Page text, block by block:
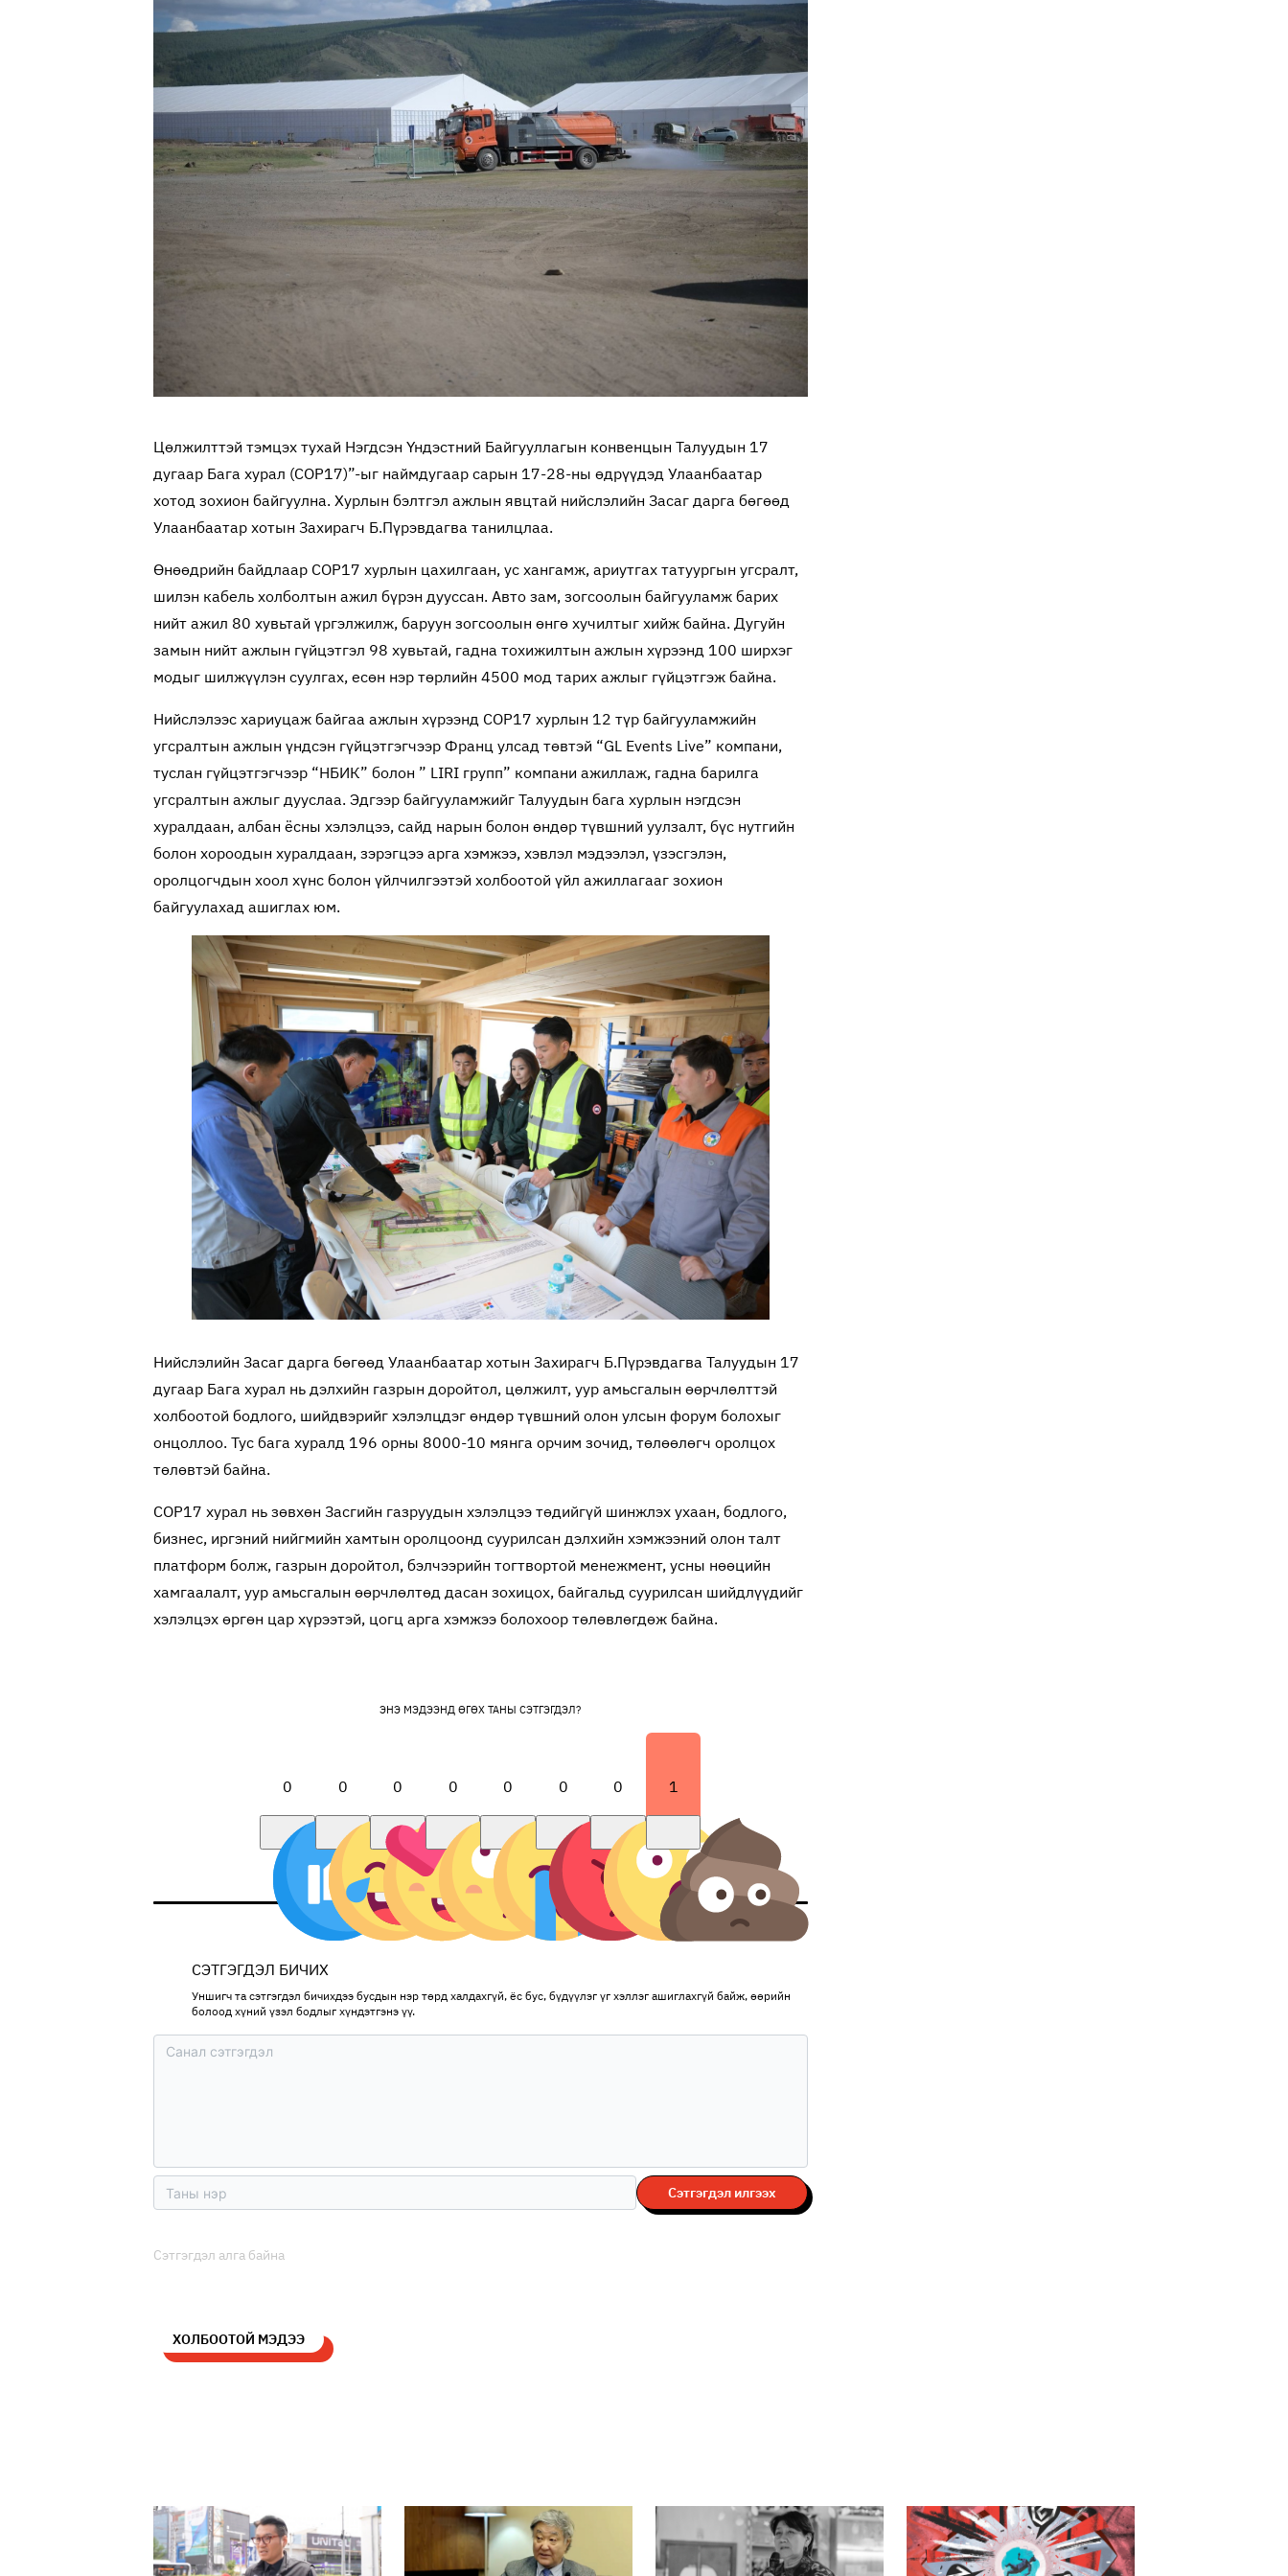
Цөлжилттэй тэмцэх тухай Нэгдсэн Үндэстний Байгууллагын конвенцын Талуудын 17
дугаар Бага хурал (COP17)”-ыг наймдугаар сарын 17-28-ны өдрүүдэд Улаанбаатар
хотод зохион байгуулна. Хурлын бэлтгэл ажлын явцтай нийслэлийн Засаг дарга бөгөөд
Улаанбаатар хотын Захирагч Б.Пүрэвдагва танилцлаа.
Өнөөдрийн байдлаар COP17 хурлын цахилгаан, ус хангамж, ариутгах татуургын угсралт,
шилэн кабель холболтын ажил бүрэн дууссан. Авто зам, зогсоолын байгууламж барих
нийт ажил 80 хувьтай үргэлжилж, баруун зогсоолын өнгө хучилтыг хийж байна. Дугуйн
замын нийт ажлын гүйцэтгэл 98 хувьтай, гадна тохижилтын ажлын хүрээнд 100 ширхэг
модыг шилжүүлэн суулгах, есөн нэр төрлийн 4500 мод тарих ажлыг гүйцэтгэж байна.
Нийслэлээс хариуцаж байгаа ажлын хүрээнд COP17 хурлын 12 түр байгууламжийн
угсралтын ажлын үндсэн гүйцэтгэгчээр Франц улсад төвтэй “GL Events Live” компани,
туслан гүйцэтгэгчээр “НБИК” болон ” LIRI групп” компани ажиллаж, гадна барилга
угсралтын ажлыг дууслаа. Эдгээр байгууламжийг Талуудын бага хурлын нэгдсэн
хуралдаан, албан ёсны хэлэлцээ, сайд нарын болон өндөр түвшний уулзалт, бүс нутгийн
болон хороодын хуралдаан, зэрэгцээ арга хэмжээ, хэвлэл мэдээлэл, үзэсгэлэн,
оролцогчдын хоол хүнс болон үйлчилгээтэй холбоотой үйл ажиллагааг зохион
байгуулахад ашиглах юм.
Нийслэлийн Засаг дарга бөгөөд Улаанбаатар хотын Захирагч Б.Пүрэвдагва Талуудын 17
дугаар Бага хурал нь дэлхийн газрын доройтол, цөлжилт, уур амьсгалын өөрчлөлттэй
холбоотой бодлого, шийдвэрийг хэлэлцдэг өндөр түвшний олон улсын форум болохыг
онцоллоо. Тус бага хуралд 196 орны 8000-10 мянга орчим зочид, төлөөлөгч оролцох
төлөвтэй байна.
COP17 хурал нь зөвхөн Засгийн газруудын хэлэлцээ төдийгүй шинжлэх ухаан, бодлого,
бизнес, иргэний нийгмийн хамтын оролцоонд суурилсан дэлхийн хэмжээний олон талт
платформ болж, газрын доройтол, бэлчээрийн тогтвортой менежмент, усны нөөцийн
хамгаалалт, уур амьсгалын өөрчлөлтөд дасан зохицох, байгальд суурилсан шийдлүүдийг
хэлэлцэх өргөн цар хүрээтэй, цогц арга хэмжээ болохоор төлөвлөгдөж байна.
ЭНЭ МЭДЭЭНД ӨГӨХ ТАНЫ СЭТГЭГДЭЛ?
0 0 0 0 0 0 0 1
СЭТГЭГДЭЛ БИЧИХ
Уншигч та сэтгэгдэл бичихдээ бусдын нэр төрд халдахгүй, ёс бус, бүдүүлэг үг хэллэг ашиглахгүй байж, өөрийн
болоод хүний үзэл бодлыг хүндэтгэнэ үү.
Сэтгэгдэл илгээх
Сэтгэгдэл алга байна
ХОЛБООТОЙ МЭДЭЭ